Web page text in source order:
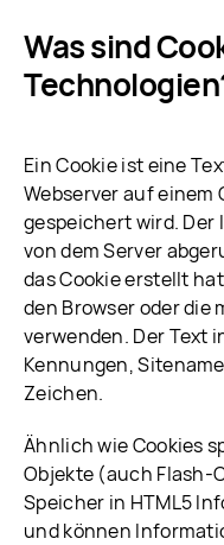
Was sind
Ein Cookie ist eine
Webserver auf einem
gespeichert wird. Der
von dem Server
das Cookie erstellt
den Browser oder die
verwenden. Der Text
Kennungen,
Zeichen.
Ähnlich wie Cookies
Objekte (auch Flash-
Speicher in HTML5
und können